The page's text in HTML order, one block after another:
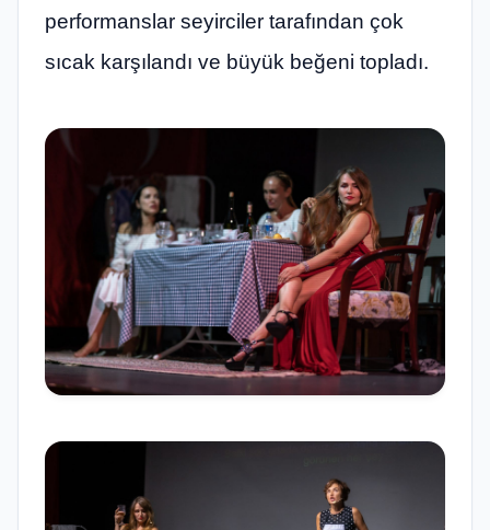
performanslar seyirciler tarafından çok
sıcak karşılandı ve büyük beğeni topladı.